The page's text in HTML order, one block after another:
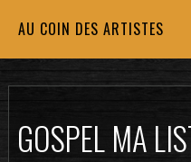
AU COIN DES ARTISTES
GOSPEL MA